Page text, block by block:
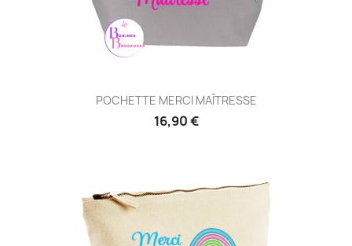
POCHETTE MERCI MAÎTRESSE
16,90 €